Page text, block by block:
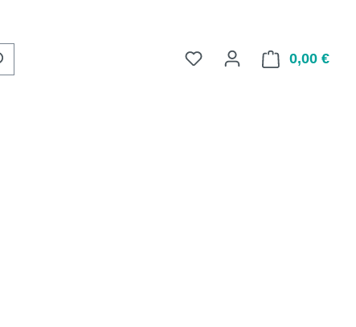
Du hast 0 Produkte auf
0,00 €